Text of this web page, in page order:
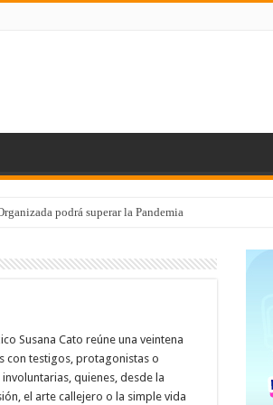
podrá superar la Pandemia
Susana Cato reúne una veintena
con testigos, protagonistas o
quienes, desde la
el arte callejero o la simple vida